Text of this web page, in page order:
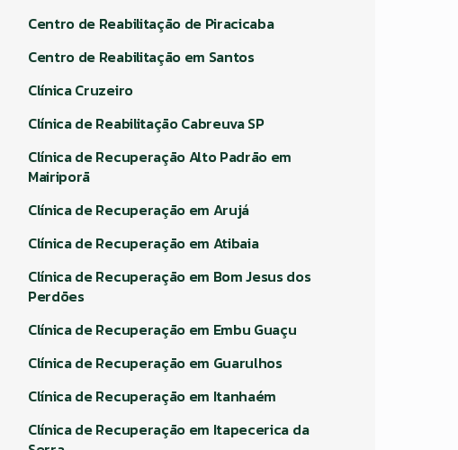
Centro de Reabilitação de Piracicaba
Centro de Reabilitação em Santos
Clínica Cruzeiro
Clínica de Reabilitação Cabreuva SP
Clínica de Recuperação Alto Padrão em
Mairiporã
Clínica de Recuperação em Arujá
Clínica de Recuperação em Atibaia
Clínica de Recuperação em Bom Jesus dos
Perdões
Clínica de Recuperação em Embu Guaçu
Clínica de Recuperação em Guarulhos
Clínica de Recuperação em Itanhaém
Clínica de Recuperação em Itapecerica da